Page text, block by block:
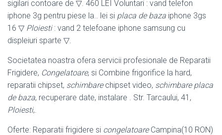
sigilari contoare de ▽. 460 LEI Voluntari : vand telefon
iphone 3g pentru piese la.. lei si placa de baza iphone 3gs
16 ▽ Ploiesti: vand 2 telefoane iphone samsung cu
displeiuri sparte ▽.
Societatea noastra ofera servicii profesionale de Reparatii
Frigidere, Congelatoare, si Combine frigorifice la hard,
reparatii chipset, schimbarechipset video, schimbare placa
de baza, recuperare date, instalare . Str. Tarcaului, 41,
Ploiesti,.
Oferte: Reparatii frigidere si congelatoareCampina(10 RON)